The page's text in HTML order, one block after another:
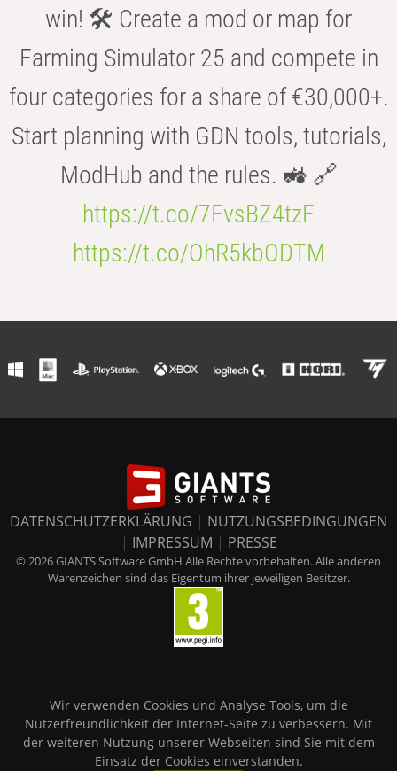
win! 🛠️ Create a mod or map for
Farming Simulator 25 and compete in
four categories for a share of €30,000+.
Start planning with GDN tools, tutorials,
ModHub and the rules. 🚜 🔗
https://t.co/7FvsBZ4tzF
https://t.co/OhR5kbODTM
DATENSCHUTZERKLÄRUNG | NUTZUNGSBEDINGUNGEN
| IMPRESSUM | PRESSE
© 2026 GIANTS Software GmbH Alle Rechte vorbehalten. Alle anderen
Warenzeichen sind das Eigentum ihrer jeweiligen Besitzer.
Wir verwenden Cookies und Analyse Tools, um die
Nutzerfreundlichkeit der Internet-Seite zu verbessern. Mit
der weiteren Nutzung unserer Webseiten sind Sie mit dem
Einsatz der Cookies einverstanden.